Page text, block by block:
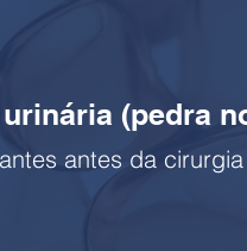
(pedra
antes da cirurgia